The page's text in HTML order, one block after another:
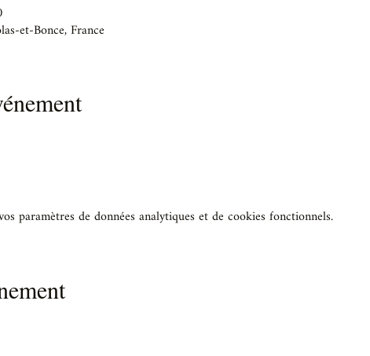
et-Bonce, France
paramètres de données analytiques et de cookies fonctionnels.